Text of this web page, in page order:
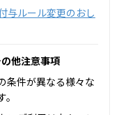
与ルール変更のおし
他注意事項
条件が異なる様々な